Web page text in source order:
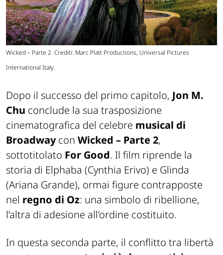
Wicked – Parte 2. Crediti: Marc Platt Productions, Universal Pictures
International Italy.
Dopo il successo del primo capitolo, Jon M.
Chu conclude la sua trasposizione
cinematografica del celebre musical di
Broadwaycon Wicked – Parte 2,
sottotitolato For Good. Il film riprende la
storia di Elphaba (Cynthia Erivo) e Glinda
(Ariana Grande), ormai figure contrapposte
nel regno di Oz: una simbolo di ribellione,
l’altra di adesione all’ordine costituito.
In questa seconda parte, il conflitto tra libertà